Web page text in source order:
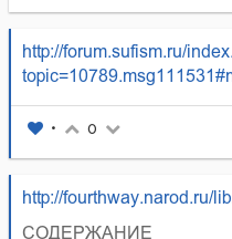
http://forum.sufism.ru/
• 0
http://fourthway.narod.ru/
СОДЕРЖАНИЕ